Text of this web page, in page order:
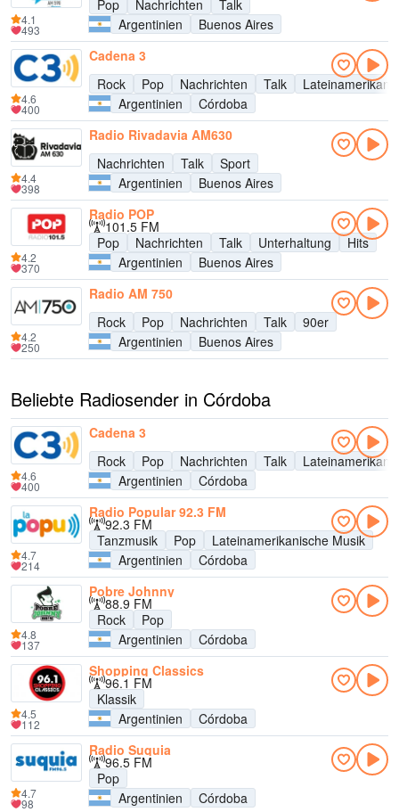
Pop
Nachrichten
Talk
Argentinien
Buenos Aires
4.1
493
Cadena 3
Rock
Pop Nachrichten Talk
Argentinien
Córdoba
4.6
400
Radio Rivadavia AM630
Nachrichten
Talk
Sport
Argentinien
Buenos Aires
4.4
398
Radio POP
101.5 FM
Pop
Nachrichten Talk Unterhaltung
Hits
Argentinien
Buenos Aires
4.2
370
Radio AM 750
Rock
Pop Nachrichten Talk
90er
Argentinien
Buenos Aires
4.2
250
Beliebte Radiosender in Córdoba
Cadena 3
Rock
Pop Nachrichten Talk
Argentinien
Córdoba
4.6
400
Radio Popular 92.3 FM
92.3 FM
Tanzmusik
Pop
Lateinamerikanische Musik
Argentinien
Córdoba
4.7
214
Pobre Johnny
88.9 FM
Rock
Pop
Argentinien
Córdoba
4.8
137
Shopping Classics
96.1 FM
Klassik
Argentinien
Córdoba
4.5
112
Radio Suquia
96.5 FM
Pop
Argentinien
Córdoba
4.7
98